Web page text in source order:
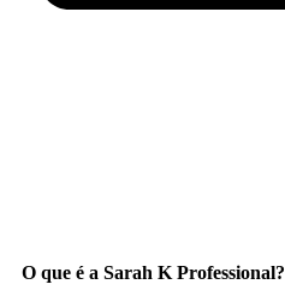
O que é a Sarah K Professional?